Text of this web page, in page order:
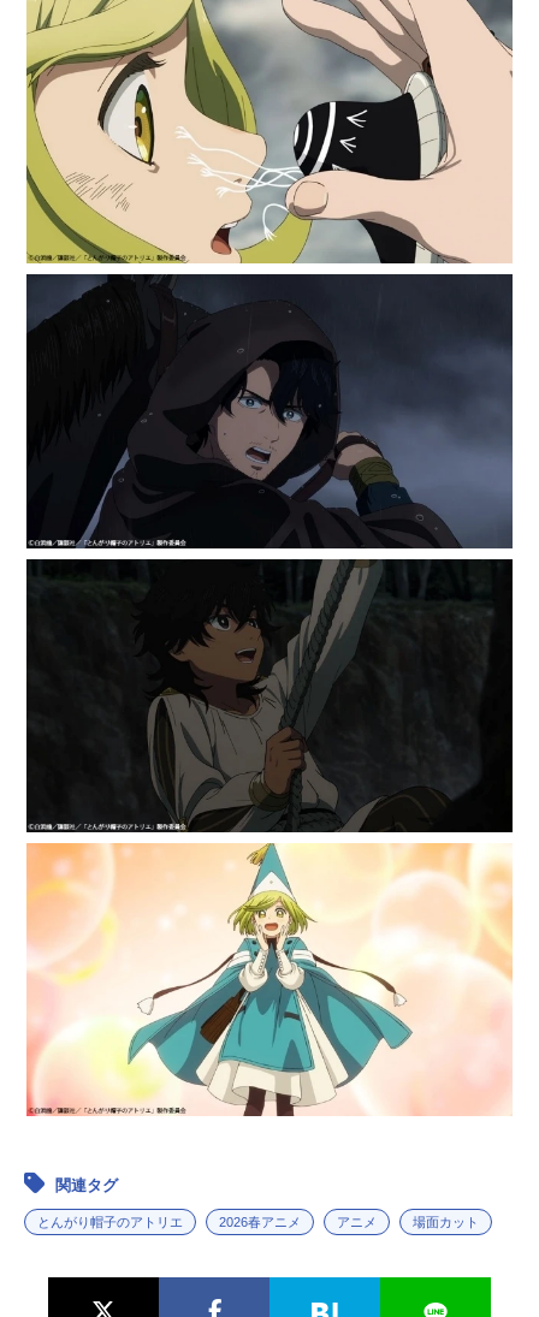
関連タグ
とんがり帽子のアトリエ 2026春アニメ アニメ 場面カット